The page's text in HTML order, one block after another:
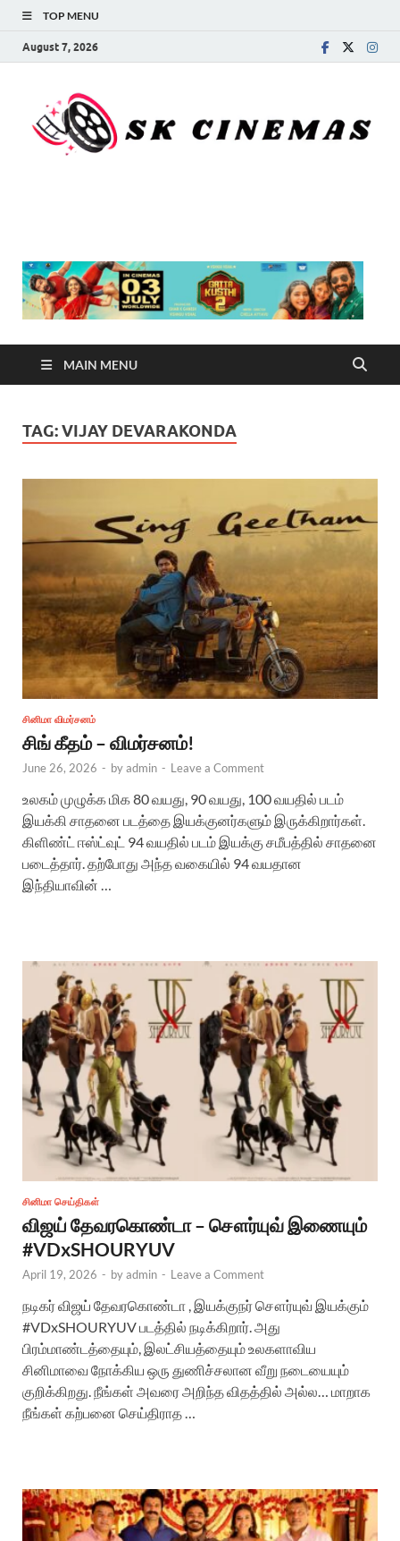
TOP MENU
August 7, 2026
MAIN MENU
TAG:VIJAY DEVARAKONDA
சினிமா விமர்சனம்
சிங் கீதம் – விமர்சனம்!
June 26, 2026 - byadmin - Leave a Comment
உலகம் முழுக்க மிக 80 வயது, 90 வயது, 100 வயதில் படம்
இயக்கி சாதனை படத்தை இயக்குனர்களும் இருக்கிறார்கள்.
கிளிண்ட் ஈஸ்ட்வுட் 94 வயதில் படம் இயக்கு சமீபத்தில் சாதனை
படைத்தார். தற்போது அந்த வகையில் 94 வயதான
இந்தியாவின் …
சினிமா செய்திகள்
விஜய் தேவரகொண்டா – சௌர்யுவ் இணையும்
#VDxSHOURYUV
April 19, 2026 - byadmin - Leave a Comment
நடிகர் விஜய் தேவரகொண்டா , இயக்குநர் சௌர்யுவ் இயக்கும்
#VDxSHOURYUV படத்தில் நடிக்கிறார். அது
பிரம்மாண்டத்தையும், இலட்சியத்தையும் உலகளாவிய
சினிமாவை நோக்கிய ஒரு துணிச்சலான வீறு நடையையும்
குறிக்கிறது. நீங்கள் அவரை அறிந்த விதத்தில் அல்ல… மாறாக
நீங்கள் கற்பனை செய்திராத …